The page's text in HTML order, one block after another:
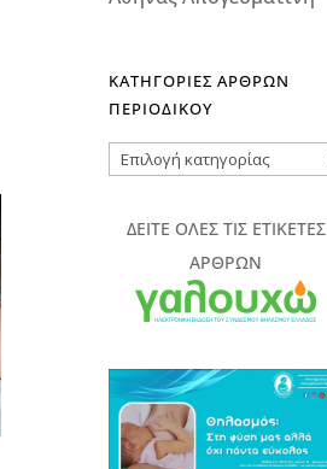
ΚΑΤΗΓΟΡΙΕΣ ΑΡΘΡΩΝ
ΠΕΡΙΟΔΙΚΟΥ
ΚΑΤΗΓΟΡΙΕΣ
ΠΕΡΙΟΔΙΚΟΥ
ΔΕΙΤΕ ΟΛΕΣ ΤΙΣ ΕΤΙΚΕΤΕΣ
ΑΡΘΡΩΝ